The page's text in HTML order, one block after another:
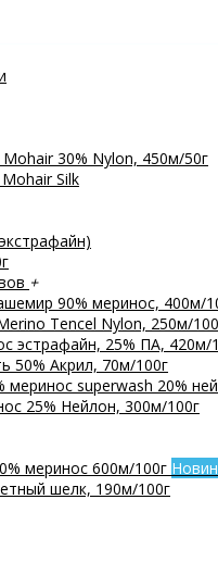
30% Nylon, 450м/50г
Silk
+
90% меринос, 400м/
Tencel Nylon, 250м/
25% ПА, 420м/
Акрил, 70м/100г
superwash 20%
25% Нейлон, 300м/100г
меринос 600м/100г
шелк, 190м/100г